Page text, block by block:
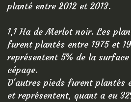
planté entre 2012 et 2013.
1,1 Ha de Merlot noir. Les
furent plantés entre 1975 et
représentent 5% de la
cépage.
D'autres pieds furent plantés
et représentent, quant a eu